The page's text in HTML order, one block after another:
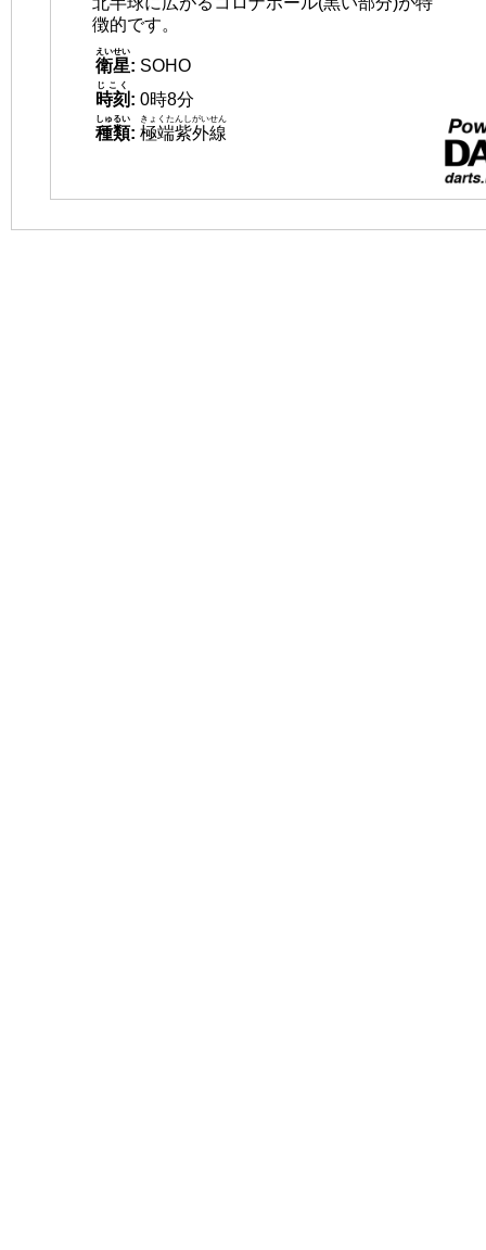
徴的です。
衛星
えいせい
: SOHO
時刻
じこく
: 0時8分
種類
しゅるい
: 極端紫外線
きょくたんしがいせん